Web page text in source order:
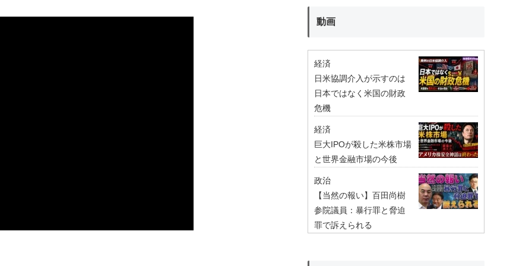
動画
経済
日米協調介入が示すのは
日本ではなく米国の財政
危機
経済
巨大IPOが殺した米株市場
と世界金融市場の今後
政治
【当然の報い】百田尚樹
参院議員：暴行罪と脅迫
罪で訴えられる